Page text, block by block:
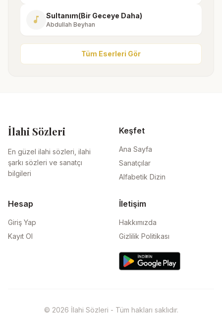
music_note Sultanım(Bir Geceye Daha)
Abdullah Beyhan
Tüm Eserleri Gör
İlahi Sözleri
En güzel ilahi sözleri, ilahi
şarkı sözleri ve sanatçı
bilgileri
Keşfet
Ana Sayfa
Sanatçılar
Alfabetik Dizin
Hesap
Giriş Yap
Kayıt Ol
İletişim
Hakkımızda
Gizlilik Politikası
© 2026 İlahi Sözleri - Tüm hakları saklıdır.